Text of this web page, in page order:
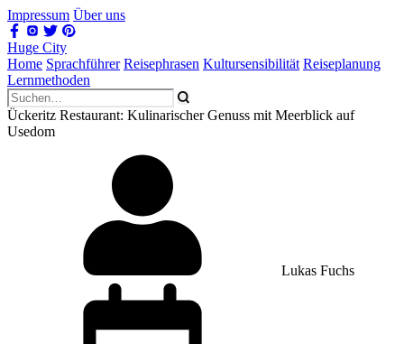
Impressum Über uns
Huge City
Home Sprachführer Reisephrasen Kultursensibilität Reiseplanung
Lernmethoden
Ückeritz Restaurant: Kulinarischer Genuss mit Meerblick auf
Usedom
Lukas Fuchs